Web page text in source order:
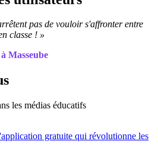
pas de vouloir s'affronter entre
classe ! »
Masseube
les médias éducatifs
gratuite qui révolutionne les